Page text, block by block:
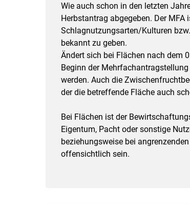
Wie auch schon in den letzten
Herbstantrag abgegeben. Der
Schlagnutzungsarten/Kulturen
bekannt zu geben.
Ändert sich bei Flächen nach dem
Beginn der
werden. Auch die
der die betreffende Fläche auch
Bei Flächen ist der
Eigentum, Pacht oder sonstige
beziehungsweise bei
offensichtlich sein.